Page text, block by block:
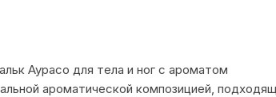
Аурасо для тела и ног с ароматом
ароматической композицией,